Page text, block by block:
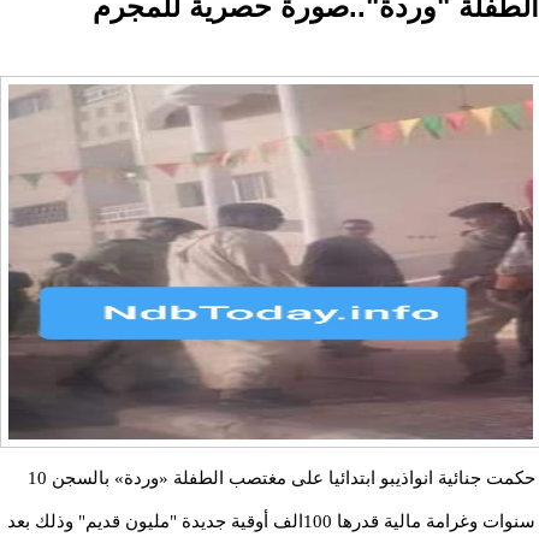
حكمت جنائية انواذيبو ابتدائيا على مغتصب الطفلة «وردة» بالسجن 10
سنوات وغرامة مالية قدرها 100الف أوقية جديدة "مليون قديم" وذلك بعد